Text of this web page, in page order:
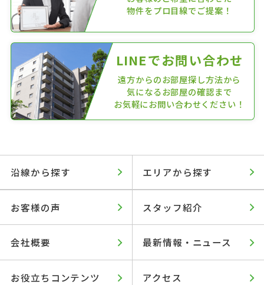
物件をプロ目線でご提案！
LINEでお問い合わせ
遠方からのお部屋探し方法から
気になるお部屋の確認まで
お気軽にお問い合わせください！
沿線から探す エリアから探す
お客様の声 スタッフ紹介
会社概要 最新情報・ニュース
お役立ちコンテンツ アクセス